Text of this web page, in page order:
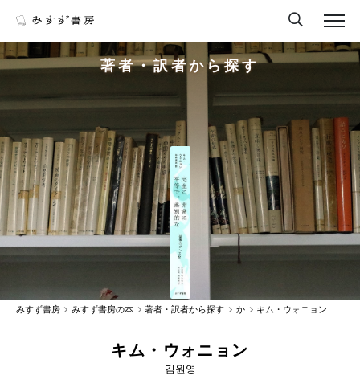
著者・訳者から探す
みすず書房 みすず書房の本 著者・訳者から探す か キム・ウォニョン
キム・ウォニョン
김원영